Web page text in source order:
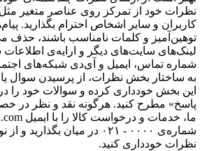
نظرات خود از تمرکز روی عناصر متغیر مثل
کاربران و سایر اشخاص احترام بگذارید.
توهین‌آمیز و کلمات نامناسب باشند، حذف
لینک‌های سایت‌های دیگر و ارایه‌ی
شماره تماس، ایمیل و آی‌دی شبکه‌های
به ساختار بخش نظرات، از پرسیدن سوال
این بخش خودداری کرده و سوالات خود
پاسخ» مطرح کنید. هرگونه نقد و نظر در
شماره‌ی ۰۰۰۰ - ۰۲۱ در میان
نظرات خودداری کنید.